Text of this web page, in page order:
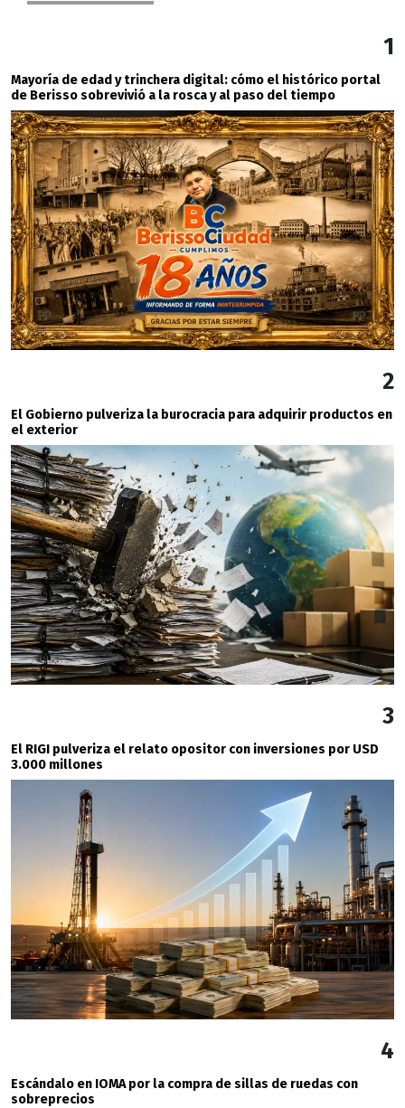
1
Mayoría de edad y trinchera digital: cómo el histórico portal
de Berisso sobrevivió a la rosca y al paso del tiempo
2
El Gobierno pulveriza la burocracia para adquirir productos en
el exterior
3
El RIGI pulveriza el relato opositor con inversiones por USD
3.000 millones
4
Escándalo en IOMA por la compra de sillas de ruedas con
sobreprecios